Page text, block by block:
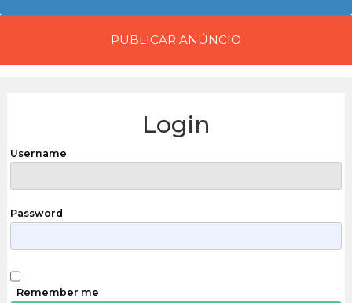
PUBLICAR ANÚNCIO
Login
Username
Password
Remember me